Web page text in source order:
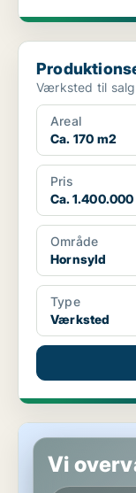
Værksted til
Areal
Ca. 170 m2
Pris
Ca.
Område
Hornsyld
Type
Værksted
Lagerejendom i
Vi